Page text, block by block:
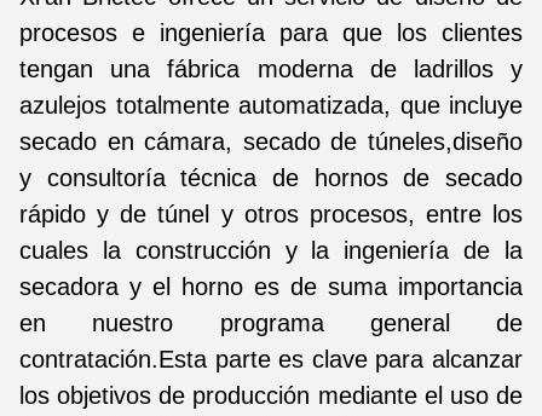
procesos e ingeniería para que los clientes
tengan una fábrica moderna de ladrillos y
azulejos totalmente automatizada, que incluye
secado en cámara, secado de túneles,diseño
y consultoría técnica de hornos de secado
rápido y de túnel y otros procesos, entre los
cuales la construcción y la ingeniería de la
secadora y el horno es de suma importancia
en nuestro programa general de
contratación.Esta parte es clave para alcanzar
los objetivos de producción mediante el uso de